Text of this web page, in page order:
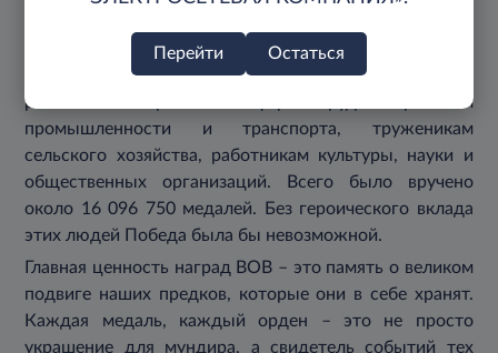
Перейти Остаться
1941-1945 гг.». Ее учредили уже после окончания
войны – 6 июня 1945 года. Медаль предназначалась
работникам разных сфер труда: рабочим
промышленности и транспорта, труженикам
сельского хозяйства, работникам культуры, науки и
общественных организаций. Всего было вручено
около 16 096 750 медалей. Без героического вклада
этих людей Победа была бы невозможной.
Главная ценность наград ВОВ – это память о великом
подвиге наших предков, которые они в себе хранят.
Каждая медаль, каждый орден – это не просто
украшение для мундира, а свидетель событий тех